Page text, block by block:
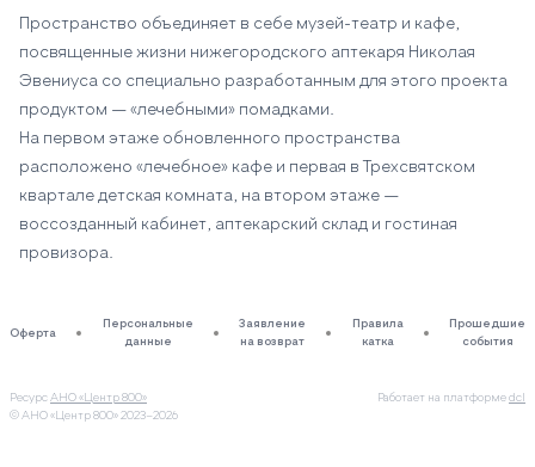
Пространство объединяет в себе музей-театр и кафе,
посвященные жизни нижегородского аптекаря Николая
Эвениуса со специально разработанным для этого проекта
продуктом — «лечебными» помадками.
На первом этаже обновленного пространства
расположено «лечебное» кафе и первая в Трехсвятском
квартале детская комната, на втором этаже —
воссозданный кабинет, аптекарский склад и гостиная
провизора.
Оферта
Персональные
данные
Заявление
на возврат
Правила
катка
Прошедшие
события
Ресурс АНО «Центр 800»
© АНО «Центр 800» 2023–2026
Работает на платформе dcl